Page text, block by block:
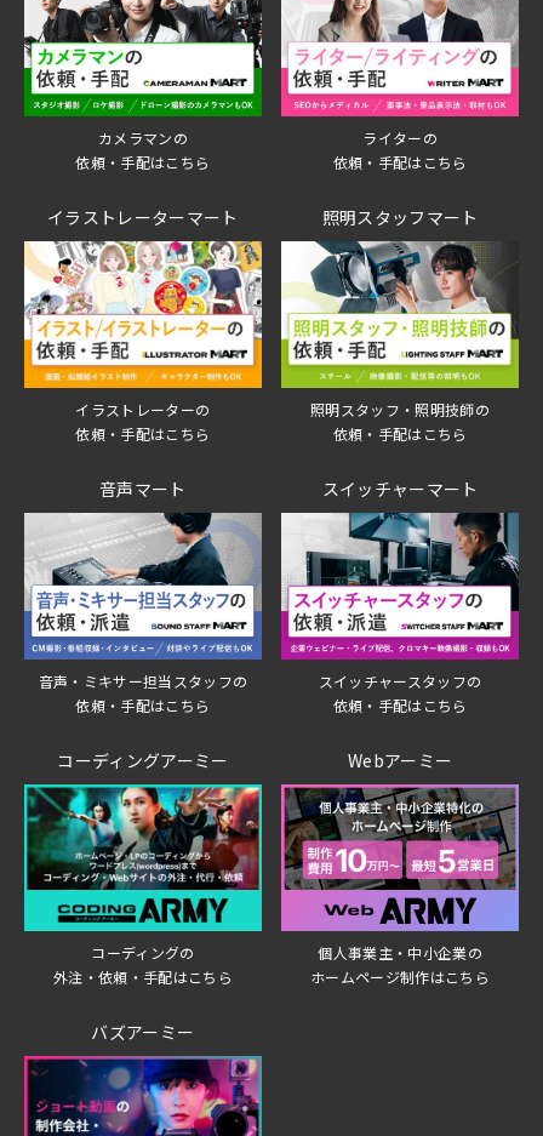
カメラマンの
依頼・手配はこちら
ライターの
依頼・手配はこちら
イラストレーターマート
イラストレーターの
依頼・手配はこちら
照明スタッフマート
照明スタッフ・照明技師の
依頼・手配はこちら
音声マート
音声・ミキサー担当スタッフの
依頼・手配はこちら
スイッチャーマート
スイッチャースタッフの
依頼・手配はこちら
コーディングアーミー
コーディングの
外注・依頼・手配はこちら
Webアーミー
個人事業主・中小企業の
ホームページ制作はこちら
バズアーミー